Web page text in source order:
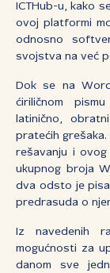
ICTHub-u, kako
ovoj platformi
odnosno
svojstva na već
Dok se na
ćiriličnom
latinično,
pratećih
rešavanju i
ukupnog broja
dva odsto je
predrasuda o
Iz navedenih
mogućnosti za
danom sve